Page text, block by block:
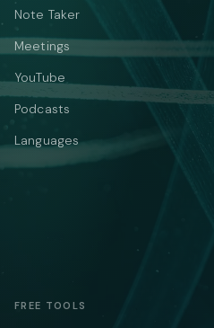
Note Taker
Meetings
YouTube
Podcasts
Languages
FREE TOOLS